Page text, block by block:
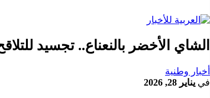
الشاي الأخضر بالنعناع.. تجسيد
أخبار وطنية
في يناير 28, 2026